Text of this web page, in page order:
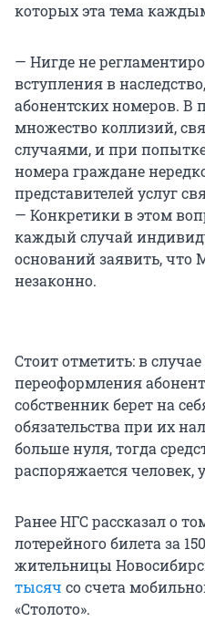
которых эта тема
— Нигде не
вступления в
абонентских номеров. В
множество коллизий,
случаями, и при
номера граждане
представителей услуг
— Конкретики в этом
каждый случай
оснований заявить, что
незаконно.
Стоит отметить: в
переоформления
собственник берет на
обязательства при их
больше нуля, тогда
распоряжается
Ранее НГС рассказал о
лотерейного билета за
жительницы
тысяч со счета
«Столото».